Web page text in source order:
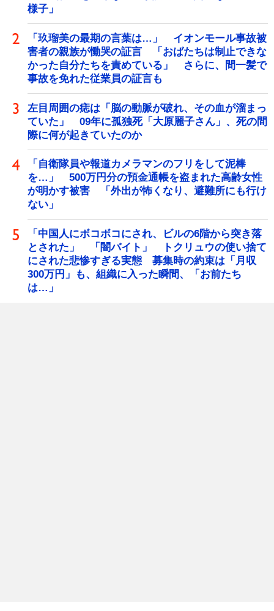
様子」
「玖瑠美の最期の言葉は…」 イオンモール事故被
害者の親族が慟哭の証言 「おばたちは制止できな
かった自分たちを責めている」 さらに、間一髪で
事故を免れた従業員の証言も
左目周囲の痣は「脳の動脈が破れ、その血が溜まっ
ていた」 09年に孤独死「大原麗子さん」、死の間
際に何が起きていたのか
「自衛隊員や報道カメラマンのフリをして泥棒
を…」 500万円分の預金通帳を盗まれた高齢女性
が明かす被害 「外出が怖くなり、避難所にも行け
ない」
「中国人にボコボコにされ、ビルの6階から突き落
とされた」 「闇バイト」 トクリュウの使い捨て
にされた悲惨すぎる実態 募集時の約束は「月収
300万円」も、組織に入った瞬間、「お前たち
は…」